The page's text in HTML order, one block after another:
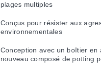
plages multiples
Conçus pour résister aux
environnementales
Conception avec un boîtier en
nouveau composé de potting